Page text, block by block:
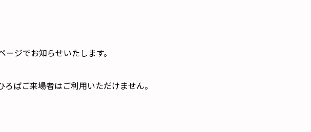
ジでお知らせいたします。
ばご来場者はご利用いただけません。